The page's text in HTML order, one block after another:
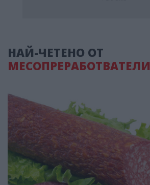
НАЙ-ЧЕТЕНО ОТ
МЕСОПРЕРАБОТВАТЕЛИ